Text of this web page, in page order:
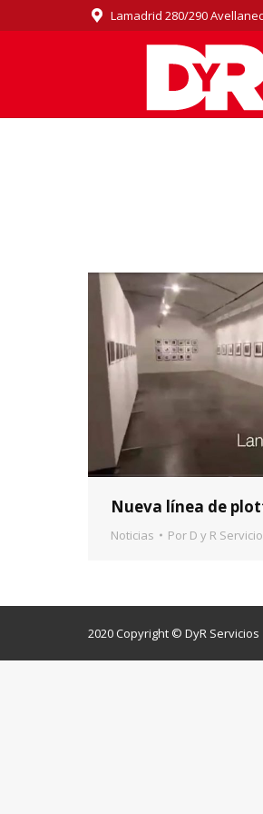
Lamadrid 280/290
Nueva línea de
Noticias Por D y R
2020 Copyright © DyR Servicios